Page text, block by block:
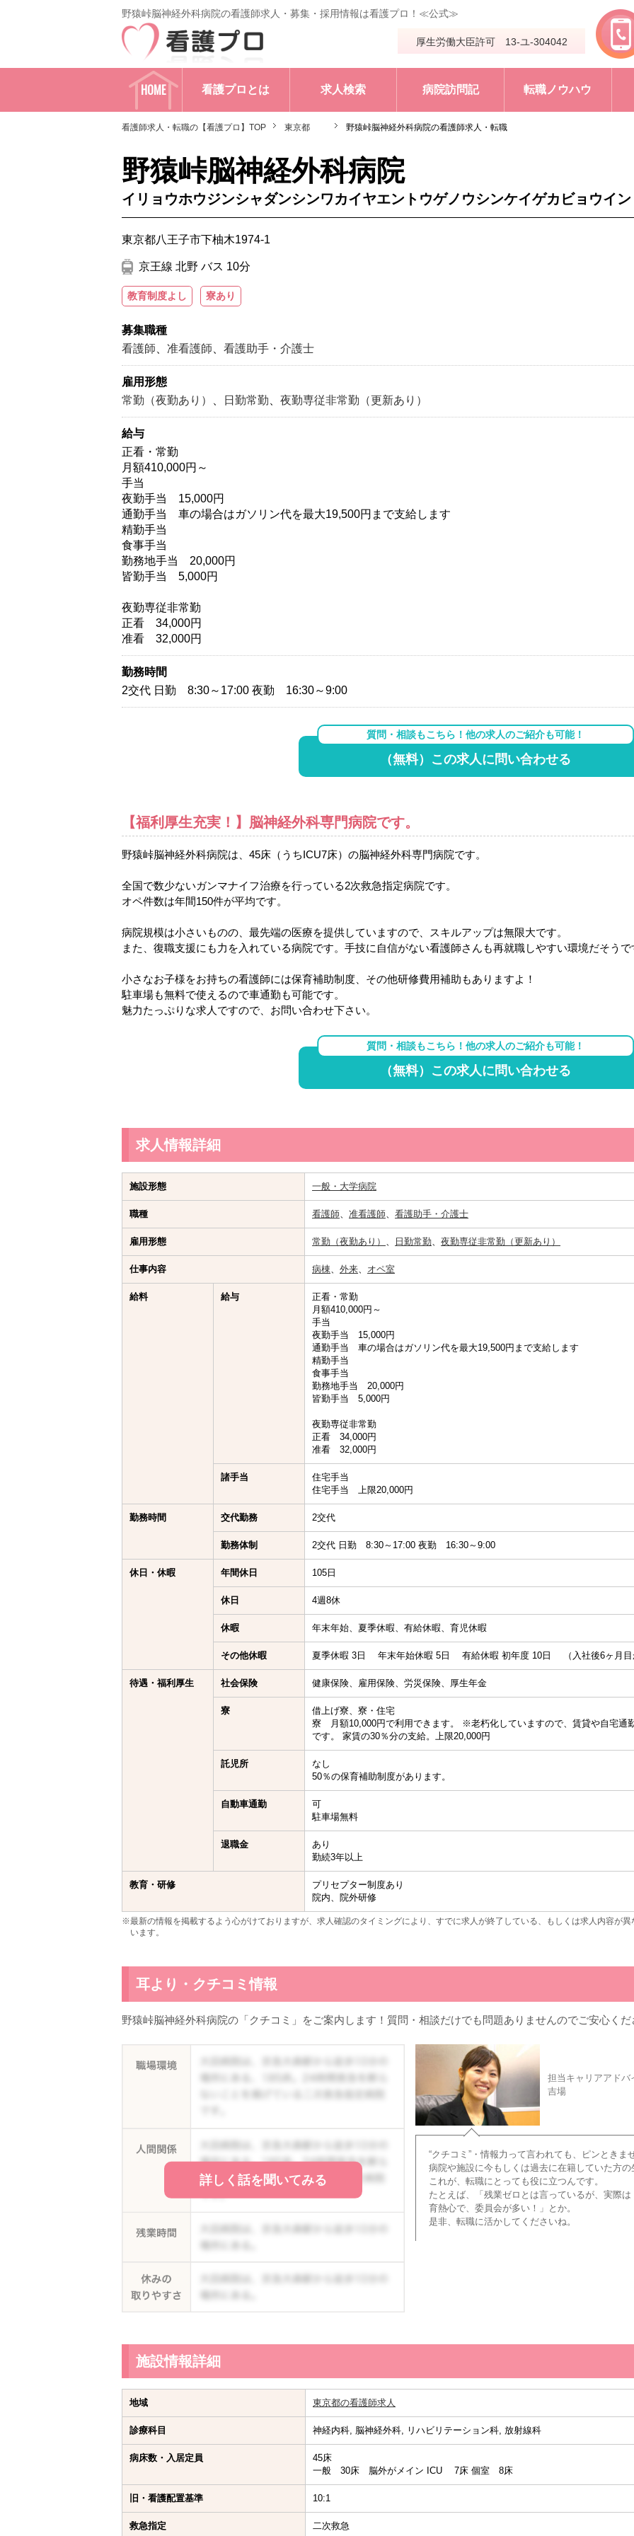
野猿峠脳神経外科病院の看護師求人・募集・採用情報は看護プロ！≪公式≫
厚生労働大臣許可 13-ユ-304042
HOME 看護プロとは 求人検索 病院訪問記 転職ノウハウ
看護師求人・転職の【看護プロ】TOP 東京都 野猿峠脳神経外科病院の看護師求人・転職
野猿峠脳神経外科病院
イリョウホウジンシャダンシンワカイヤエントウゲノウシンケイゲカビョウイン
東京都八王子市下柚木1974-1
京王線 北野 バス 10分
教育制度よし 寮あり
募集職種
看護師
准看護師 看護助手・介護士
雇用形態
常勤（夜勤あり）
日勤常勤 夜勤専従非常勤（更新あり）
給与
正看・常勤
月額410,000円～
手当
夜勤手当 15,000円
通勤手当 車の場合はガソリン代を最大19,500円まで支給します
精勤手当
食事手当
勤務地手当 20,000円
皆勤手当 5,000円
夜勤専従非常勤
正看 34,000円
准看 32,000円
勤務時間
2交代 日勤 8:30～17:00 夜勤 16:30～9:00
質問・相談もこちら！他の求人のご紹介も可能！
（無料）この求人に問い合わせる
【福利厚生充実！】脳神経外科専門病院です。
野猿峠脳神経外科病院は、45床（うちICU7床）の脳神経外科専門病院です。
全国で数少ないガンマナイフ治療を行っている2次救急指定病院です。
オペ件数は年間150件が平均です。
病院規模は小さいものの、最先端の医療を提供していますので、スキルアップは無限大です。
また、復職支援にも力を入れている病院です。手技に自信がない看護師さんも再就職しやすい環境だそうで
小さなお子様をお持ちの看護師には保育補助制度、その他研修費用補助もありますよ！
駐車場も無料で使えるので車通勤も可能です。
魅力たっぷりな求人ですので、お問い合わせ下さい。
質問・相談もこちら！他の求人のご紹介も可能！
（無料）この求人に問い合わせる
求人情報詳細
施設形態 一般・大学病院
職種 看護師、 准看護師、 看護助手・介護士
雇用形態 常勤（夜勤あり） 、 日勤常勤、 夜勤専従非常勤（更新あり）
仕事内容 病棟、 外来、 オペ室
給料 給与
正看・常勤
月額410,000円～
手当
夜勤手当 15,000円
通勤手当 車の場合はガソリン代を最大19,500円まで支給します
精勤手当
食事手当
勤務地手当 20,000円
皆勤手当 5,000円
夜勤専従非常勤
正看 34,000円
准看 32,000円
諸手当
住宅手当
住宅手当 上限20,000円
勤務時間 交代勤務 2交代
勤務体制 2交代 日勤 8:30～17:00 夜勤 16:30～9:00
休日・休暇 年間休日 105日
休日 4週8休
休暇 年末年始、夏季休暇、有給休暇、育児休暇
その他休暇 夏季休暇 3日 年末年始休暇 5日 有給休暇 初年度 10日 （入社後6ヶ月目
待遇・福利厚生 社会保険 健康保険、雇用保険、労災保険、厚生年金
寮
借上げ寮、寮・住宅
寮 月額10,000円で利用できます。 ※老朽化していますので、賃貸や自宅通
です。 家賃の30％分の支給。上限20,000円
託児所
なし
50％の保育補助制度があります。
自動車通勤
可
駐車場無料
退職金
あり
勤続3年以上
教育・研修
プリセプター制度あり
院内、院外研修
※最新の情報を掲載するよう心がけておりますが、求人確認のタイミングにより、すでに求人が終了している、もしくは求人内容が
います。
耳より・クチコミ情報
野猿峠脳神経外科病院の「クチコミ」をご案内します！質問・相談だけでも問題ありませんのでご安心くだ
詳しく話を聞いてみる
担当キャリアアドバ
吉場
“クチコミ”・情報力って言われても、ピンときま
病院や施設に今もしくは過去に在籍していた方
これが、転職にとっても役に立つんです。
たとえば、「残業ゼロとは言っているが、実際
育熱心で、委員会が多い！」とか。
是非、転職に活かしてくださいね。
施設情報詳細
地域 東京都の看護師求人
診療科目 神経内科, 脳神経外科, リハビリテーション科, 放射線科
病床数・入居定員
45床
一般 30床 脳外がメイン ICU 7床 個室 8床
旧・看護配置基準 10:1
救急指定 二次救急